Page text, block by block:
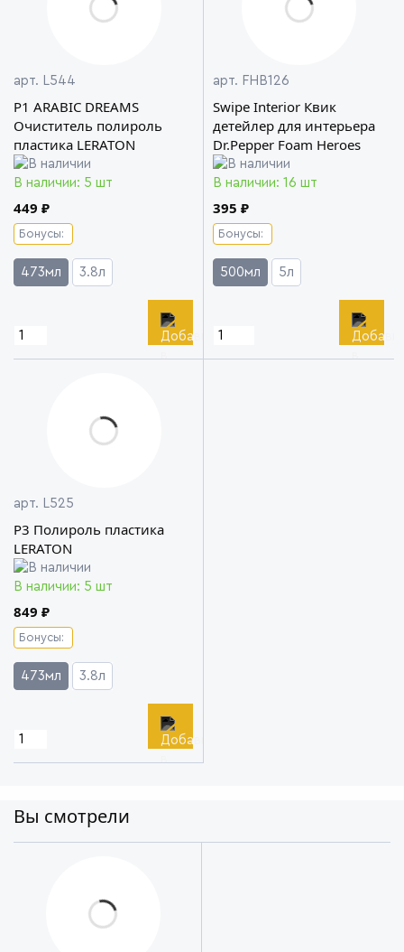
арт. L544
P1 ARABIC DREAMS
Очиститель полироль
пластика LERATON
В наличии: 5 шт
449 ₽
Бонусы:
473мл 3.8л
арт. FHB126
Swipe Interior Квик
детейлер для интерьера
Dr.Pepper Foam Heroes
В наличии: 16 шт
395 ₽
Бонусы:
500мл 5л
арт. L525
P3 Полироль пластика
LERATON
В наличии: 5 шт
849 ₽
Бонусы:
473мл 3.8л
Вы смотрели